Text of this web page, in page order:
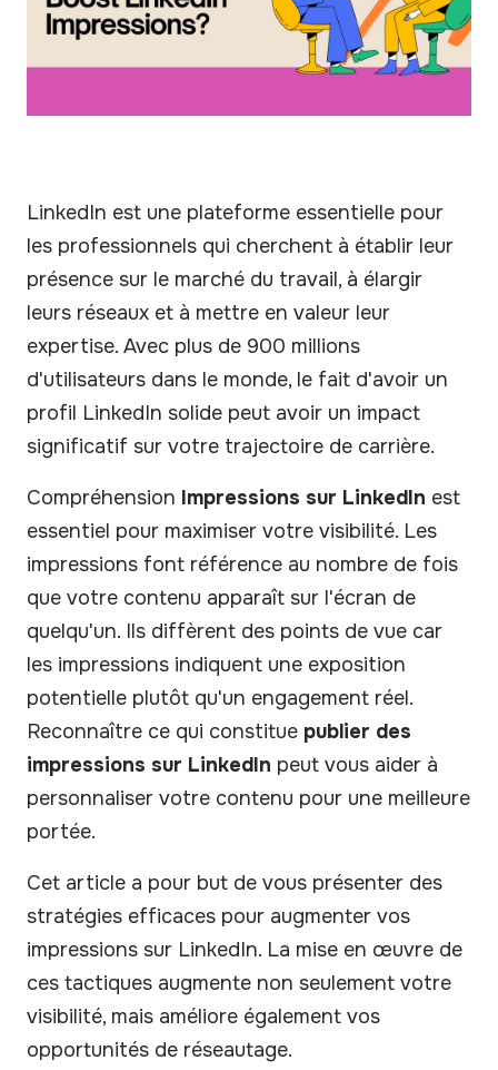
LinkedIn est une plateforme essentielle pour
les professionnels qui cherchent à établir leur
présence sur le marché du travail, à élargir
leurs réseaux et à mettre en valeur leur
expertise. Avec plus de 900 millions
d'utilisateurs dans le monde, le fait d'avoir un
profil LinkedIn solide peut avoir un impact
significatif sur votre trajectoire de carrière.
Compréhension Impressions sur LinkedIn est
essentiel pour maximiser votre visibilité. Les
impressions font référence au nombre de fois
que votre contenu apparaît sur l'écran de
quelqu'un. Ils diffèrent des points de vue car
les impressions indiquent une exposition
potentielle plutôt qu'un engagement réel.
Reconnaître ce qui constitue publier des
impressions sur LinkedIn peut vous aider à
personnaliser votre contenu pour une meilleure
portée.
Cet article a pour but de vous présenter des
stratégies efficaces pour augmenter vos
impressions sur LinkedIn. La mise en œuvre de
ces tactiques augmente non seulement votre
visibilité, mais améliore également vos
opportunités de réseautage.